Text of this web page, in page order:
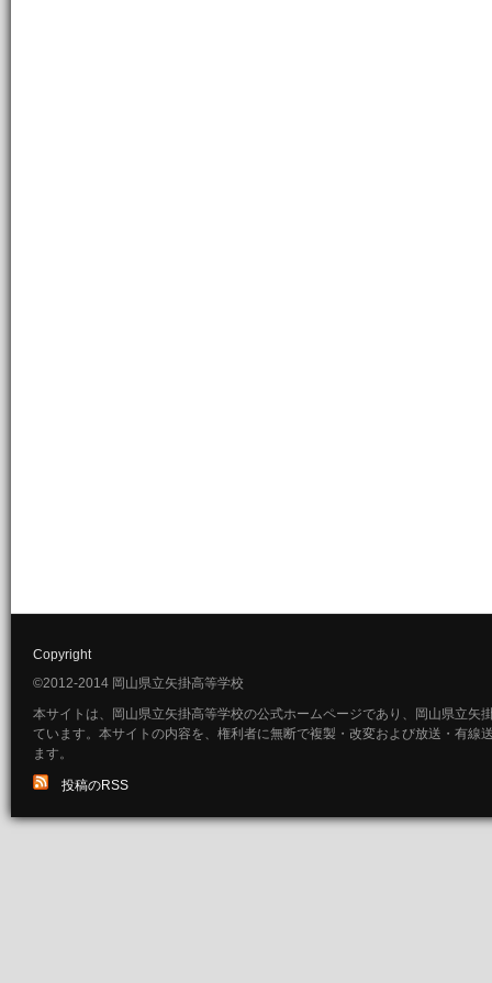
Copyright
©2012-2014 岡山県立矢掛高等学校
本サイトは、岡山県立矢掛高等学校の公式ホームページであり、岡山県立矢
ています。本サイトの内容を、権利者に無断で複製・改変および放送・有線
ます。
投稿のRSS